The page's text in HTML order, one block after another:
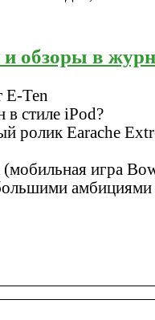
и обзоры в
E-Ten
в стиле iPod?
ролик Earache
игра